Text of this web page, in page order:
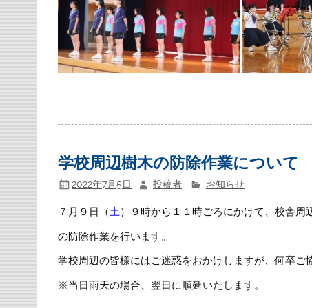
学校周辺樹木の防除作業について
2022年7月5日 投稿者 お知らせ
７月９日（土）９時から１１時ごろにかけて、校舎
の防除作業を行います。
学校周辺の皆様にはご迷惑をおかけしますが、何卒ご
※当日雨天の場合、翌日に順延いたします。